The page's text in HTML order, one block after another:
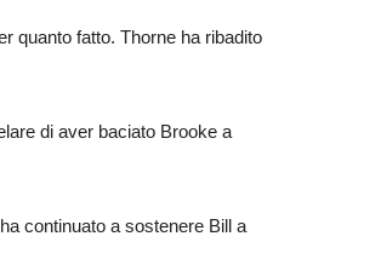
quanto fatto. Thorne ha ribadito
di aver baciato Brooke a
continuato a sostenere Bill a